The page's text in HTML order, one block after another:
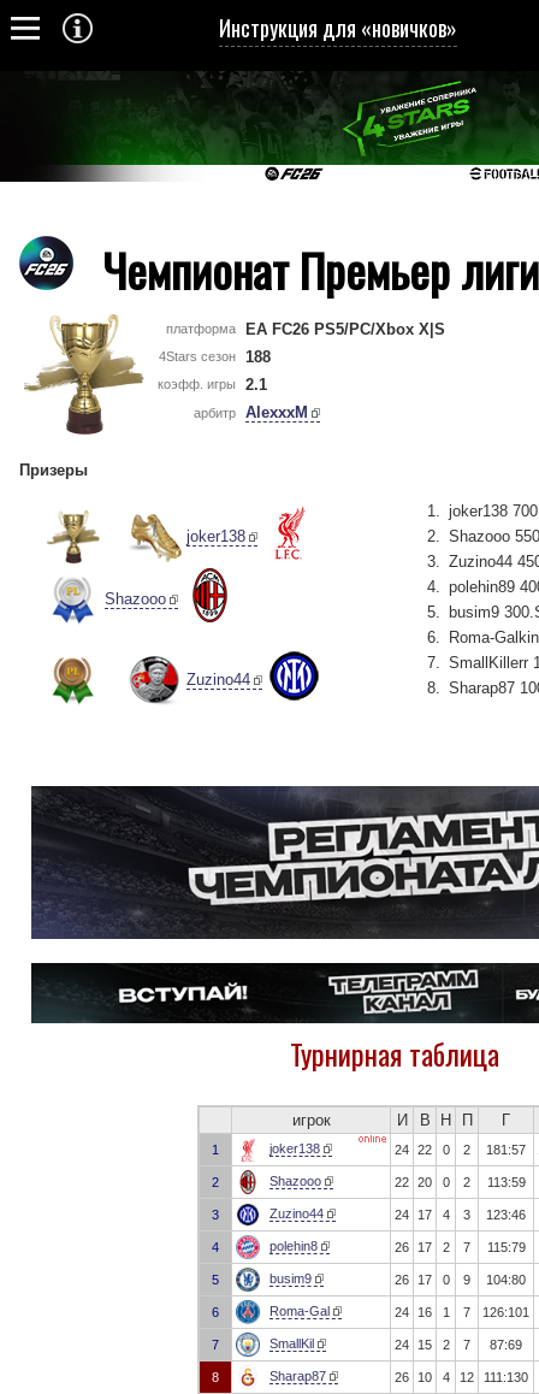
Инструкция для «новичков»
Чемпионат Премьер
платформа EA FC26 PS5/PC/Xbox X|S
4Stars сезон 188
коэфф. игры 2.1
арбитр AlexxxM
Призеры
joker138
Shazooo
Zuzino44
joker138
Shazooo
Zuzino44
polehin89
busim9
Roma-
SmallKillerr
Sharap87
Турнирная таблица
игрок И В Н П Г
1 joker138 24 22 0 2 181:57
2 Shazooo 22 20 0 2 113:59
3 Zuzino44 24 17 4 3 123:46
4 polehin8 26 17 2 7 115:79
5 busim9 26 17 0 9 104:80
6 Roma-Gal 24 16 1 7 126:101
7 SmallKil 24 15 2 7 87:69
8 Sharap87 26 10 4 12 111:130